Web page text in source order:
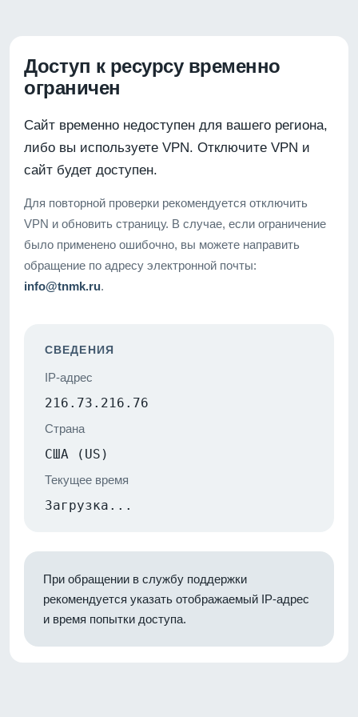
Доступ к ресурсу временно
ограничен
Сайт временно недоступен для вашего региона,
либо вы используете VPN. Отключите VPN и
сайт будет доступен.
Для повторной проверки рекомендуется отключить
VPN и обновить страницу. В случае, если ограничение
было применено ошибочно, вы можете направить
обращение по адресу электронной почты:
info@tnmk.ru.
СВЕДЕНИЯ
IP-адрес
216.73.216.76
Страна
США (US)
Текущее время
Загрузка...
При обращении в службу поддержки
рекомендуется указать отображаемый IP-адрес
и время попытки доступа.